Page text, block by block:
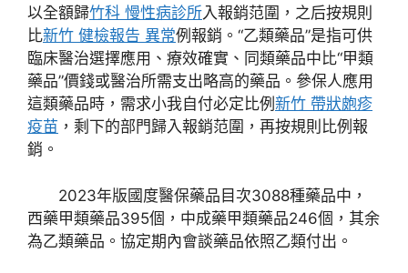
以全額歸竹科 慢性病診所入報銷范圍，之后按規則
比新竹 健檢報告 異常例報銷。“乙類藥品”是指可供
臨床醫治選擇應用、療效確實、同類藥品中比“甲類
藥品”價錢或醫治所需支出略高的藥品。參保人應用
這類藥品時，需求小我自付必定比例 新竹 帶狀皰疹
疫苗 ，剩下的部門歸入報銷范圍，再按規則比例報
銷。
2023年版國度醫保藥品目次3088種藥品中，
西藥甲類藥品395個，中成藥甲類藥品246個，其余
為乙類藥品。協定期內會談藥品依照乙類付出。